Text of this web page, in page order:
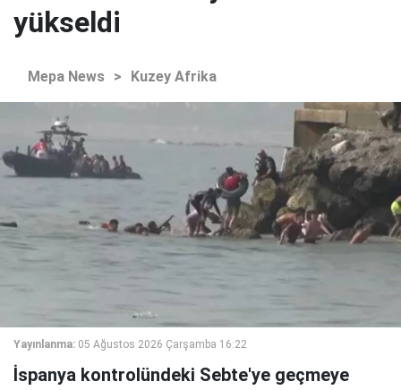
yükseldi
Mepa News > Kuzey Afrika
Yayınlanma: 05 Ağustos 2026 Çarşamba 16:22
İspanya kontrolündeki Sebte'ye geçmeye